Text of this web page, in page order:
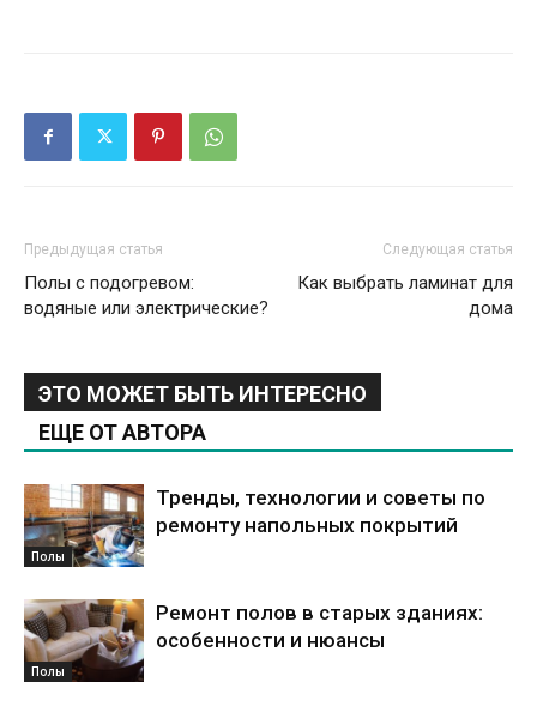
Предыдущая статья
Полы с подогревом:
водяные или электрические?
Следующая статья
Как выбрать ламинат для
дома
ЭТО МОЖЕТ БЫТЬ ИНТЕРЕСНО
ЕЩЕ ОТ АВТОРА
Полы
Тренды, технологии и советы по
ремонту напольных покрытий
Полы
Ремонт полов в старых зданиях:
особенности и нюансы